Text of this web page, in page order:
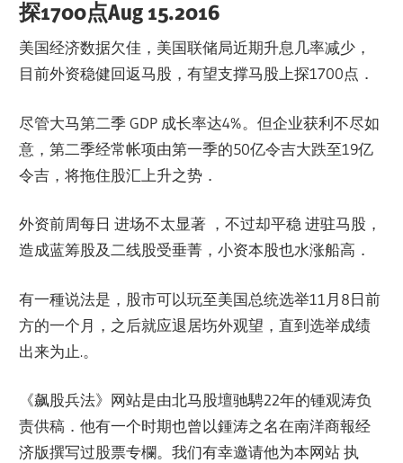
探1700点Aug 15.2016
美国经济数据欠佳，美国联储局近期升息几率减少，
目前外资稳健回返马股，有望支撑马股上探1700点．
尽管大马第二季 GDP 成长率达4%。但企业获利不尽如
意，第二季经常帐项由第一季的50亿令吉大跌至19亿
令吉，将拖住股汇上升之势．
外资前周每日 进场不太显著 ，不过却平稳 进驻马股，
造成蓝筹股及二线股受垂菁，小资本股也水涨船高．
有一種说法是，股市可以玩至美国总统选举11月8日前
方的一个月，之后就应退居㘯外观望，直到选举成绩
出来为止.。
《飙股兵法》网站是由北马股壇驰騁22年的锺观涛负
责供稿．他有一个时期也曾以鍾涛之名在南洋商報经
济版撰写过股票专欄。我们有幸邀请他为本网站 执